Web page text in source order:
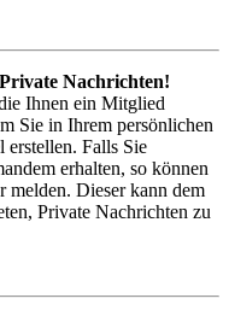
Nachrichten!
Ihnen ein Mitglied
Sie in Ihrem persönlichen
erstellen. Falls Sie
erhalten, so können
melden. Dieser kann dem
Private Nachrichten zu